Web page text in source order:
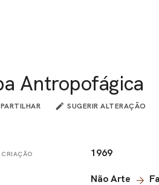
Antropofágica
SUGERIR ALTERAÇÃO
1969
Não Arte